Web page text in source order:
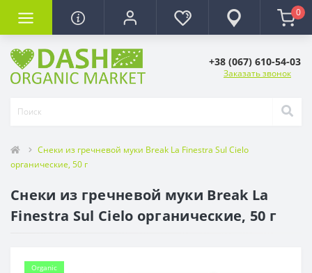
0
+38 (067) 610-54-03
Заказать звонок
Снеки из гречневой муки Break La Finestra Sul Cielo
органические, 50 г
Снеки из гречневой муки Break La
Finestra Sul Cielo органические, 50 г
Organic